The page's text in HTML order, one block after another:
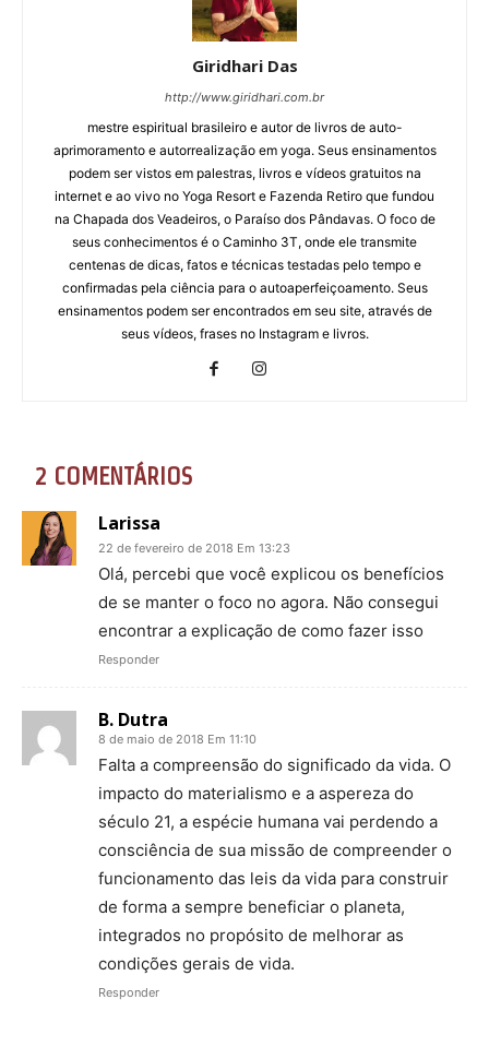
Giridhari Das
http://www.giridhari.com.br
mestre espiritual brasileiro e autor de livros de auto-
aprimoramento e autorrealização em yoga. Seus ensinamentos
podem ser vistos em palestras, livros e vídeos gratuitos na
internet e ao vivo no Yoga Resort e Fazenda Retiro que fundou
na Chapada dos Veadeiros, o Paraíso dos Pândavas. O foco de
seus conhecimentos é o Caminho 3T, onde ele transmite
centenas de dicas, fatos e técnicas testadas pelo tempo e
confirmadas pela ciência para o autoaperfeiçoamento. Seus
ensinamentos podem ser encontrados em seu site, através de
seus vídeos, frases no Instagram e livros.
2 COMENTÁRIOS
Larissa
22 de fevereiro de 2018 Em 13:23
Olá, percebi que você explicou os benefícios
de se manter o foco no agora. Não consegui
encontrar a explicação de como fazer isso
Responder
B. Dutra
8 de maio de 2018 Em 11:10
Falta a compreensão do significado da vida. O
impacto do materialismo e a aspereza do
século 21, a espécie humana vai perdendo a
consciência de sua missão de compreender o
funcionamento das leis da vida para construir
de forma a sempre beneficiar o planeta,
integrados no propósito de melhorar as
condições gerais de vida.
Responder